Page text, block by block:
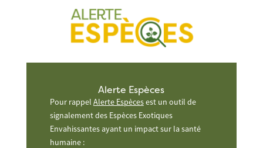
Alerte Espèces
Pour rappel Alerte Espècesest un outil de
signalement des Espèces Exotiques
Envahissantes ayant un impact sur la santé
humaine :